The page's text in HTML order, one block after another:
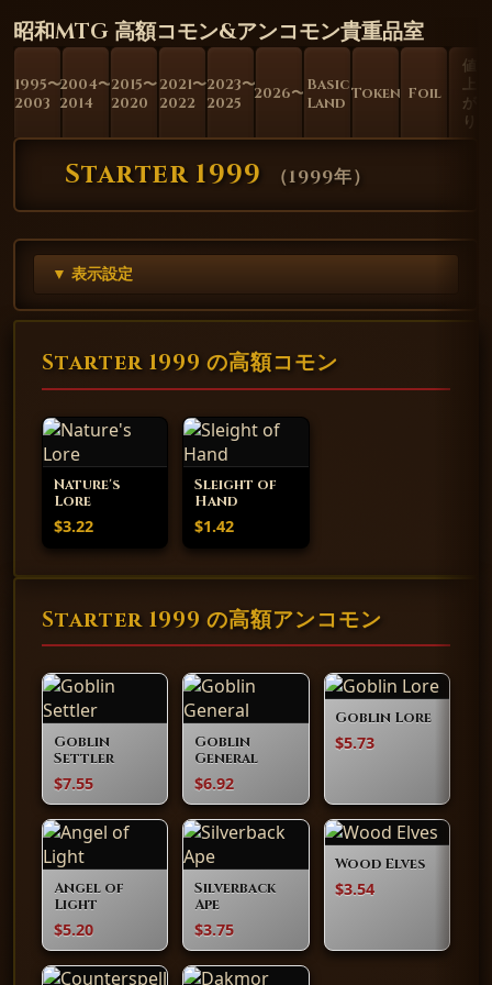
昭和MTG 高額コモン&アンコモン貴重品室
1995〜
2003
2004〜
2014
2015〜
2020
2021〜
2022
2023〜
2025
2026〜 Basic
Land Token Foil
値
上
が
り
Starter 1999 （1999年）
▼ 表示設定
Starter 1999 の高額コモン
Nature's
Lore
$3.22
Sleight of
Hand
$1.42
Starter 1999 の高額アンコモン
Goblin
Settler
$7.55
Goblin
General
$6.92
Goblin Lore
$5.73
Angel of
Light
$5.20
Silverback
Ape
$3.75
Wood Elves
$3.54